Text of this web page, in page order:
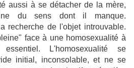
aussi à se détacher de la mère,
du sens dont il manque.
recherche de l'objet introuvable.
face à une homosexualité à
L'homosexualité se
initial, inconsolable, et ne se